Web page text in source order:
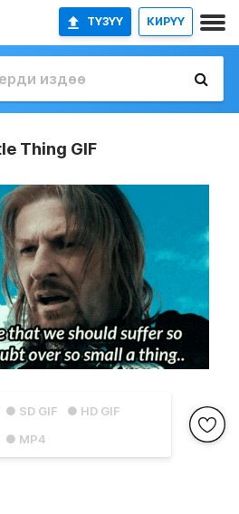
ТҮЗҮҮ КИРҮҮ
Thing GIF
● SD GIF
● HD GIF
● MP4